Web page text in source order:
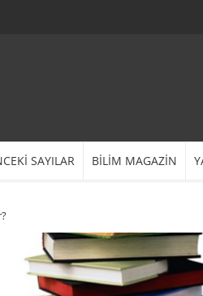
SAYILAR BİLİM MAGAZİN